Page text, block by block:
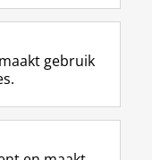
R
S
-
f
e
R
I
n
t
r
m
Y
o
T
e
k
gebruik